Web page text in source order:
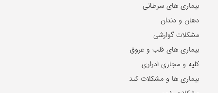
بیماری های سرطانی
دهان و دندان
مشکلات گوارشی
بیماری های قلب و عروق
کلیه و مجاری ادراری
بیماری ها و مشکلات کبد